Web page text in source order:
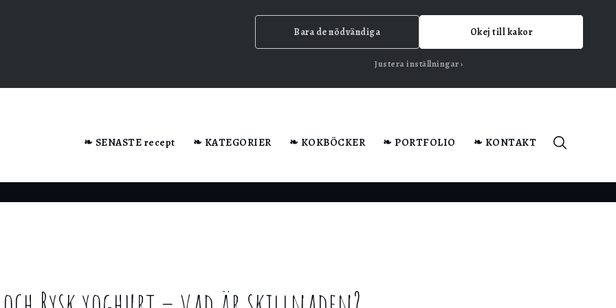
❧ SENASTE recept ❧ KATEGORIER ❧ KOKBÖCKER ❧ PORTFOLIO ❧ KONTAKT
Bara de nödvändiga Okej till kakor
Justera inställningar
när du besöker webbplatsen.
ska